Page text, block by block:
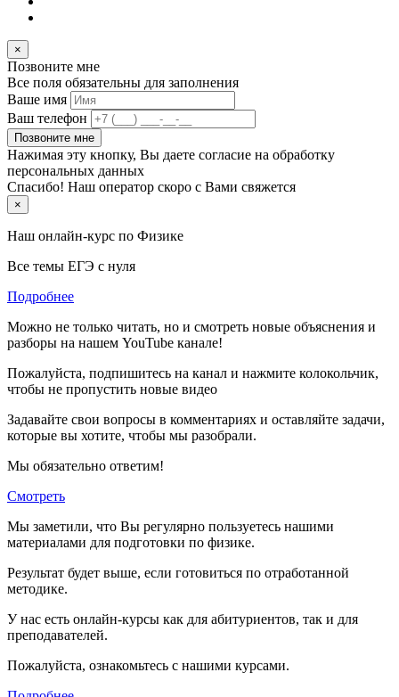
×
Позвоните мне
Все поля обязательны для заполнения
Ваше имя
Ваш телефон
Позвоните мне
Нажимая эту кнопку, Вы даете согласие на обработку
персональных данных
Спасибо! Наш оператор скоро с Вами свяжется
×
Наш онлайн-курс по Физике
Все темы ЕГЭ с нуля
Подробнее
Можно не только читать, но и смотреть новые объяснения и
разборы на нашем YouTube канале!
Пожалуйста, подпишитесь на канал и нажмите колокольчик,
чтобы не пропустить новые видео
Задавайте свои вопросы в комментариях и оставляйте задачи,
которые вы хотите, чтобы мы разобрали.
Мы обязательно ответим!
Смотреть
Мы заметили, что Вы регулярно пользуетесь нашими
материалами для подготовки по физике.
Результат будет выше, если готовиться по отработанной
методике.
У нас есть онлайн-курсы как для абитуриентов, так и для
преподавателей.
Пожалуйста, ознакомьтесь с нашими курсами.